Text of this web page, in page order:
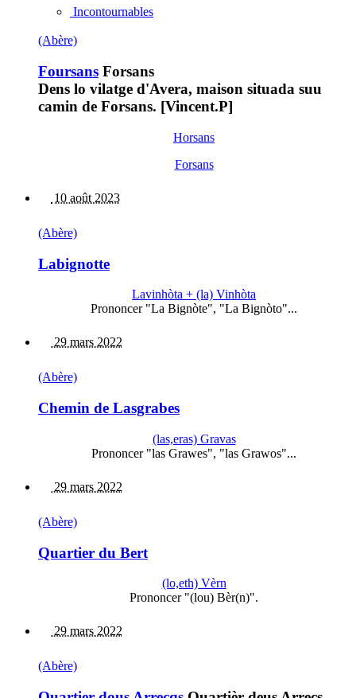
Incontournables
(Abère)
Foursans Forsans
Dens lo vilatge d'Avera, maison situada suu
camin de Forsans. [Vincent.P]
Horsans
Forsans
10 août 2023
(Abère)
Labignotte
Lavinhòta + (la) Vinhòta
Prononcer "La Bignòte", "La Bignòto"...
29 mars 2022
(Abère)
Chemin de Lasgrabes
(las,eras) Gravas
Prononcer "las Grawes", "las Grawos"...
29 mars 2022
(Abère)
Quartier du Bert
(lo,eth) Vèrn
Prononcer "(lou) Bèr(n)".
29 mars 2022
(Abère)